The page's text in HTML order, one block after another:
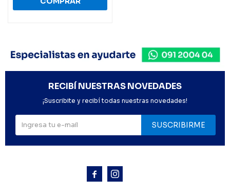
 
RECIBÍ NUESTRAS NOVEDADES
¡Suscribite y recibí todas nuestras novedades!
SUSCRIBIRME